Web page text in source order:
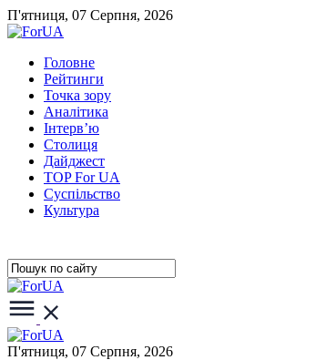
П'ятниця, 07 Серпня, 2026
Головне
Рейтинги
Точка зору
Аналітика
Інтерв’ю
Столиця
Дайджест
TOP For UA
Суспiльство
Культура
П'ятниця, 07 Серпня, 2026